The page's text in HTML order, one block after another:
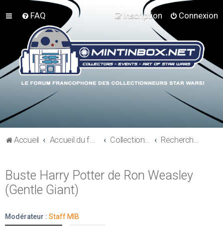
FAQ Connexion
Inscription
Accueil Accueil du forum Collections hors Star Wars Recherche - Proders non SW
Buste Harry Potter de Ron Weasley
(Gentle Giant)
Modérateur : Staff MIB